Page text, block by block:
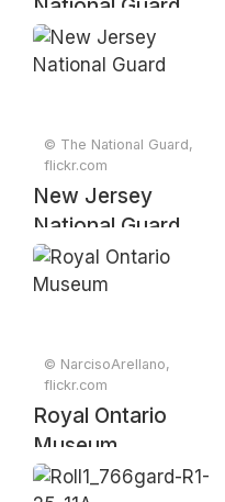
National Guard
© The National Guard,
flickr.com
New Jersey
National Guard
© NarcisoArellano,
flickr.com
Royal Ontario
Museum